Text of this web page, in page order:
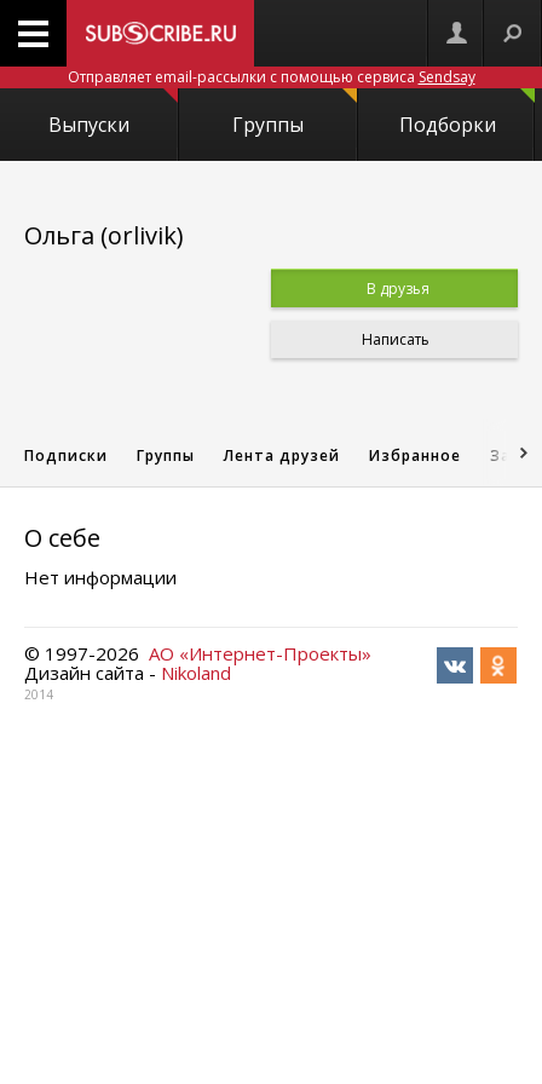
Отправляет email-рассылки с помощью сервиса Sendsay
Выпуски Группы Подборки
Ольга (orlivik)
В друзья
Написать
Подписки Группы Лента друзей Избранное
О себе
Нет информации
© 1997-2026 АО «Интернет-Проекты»
Дизайн сайта - Nikoland
2014